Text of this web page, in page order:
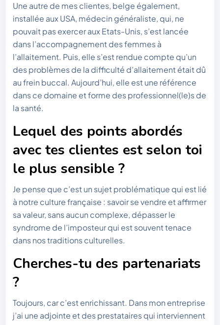
Une autre de mes clientes, belge également,
installée aux USA, médecin généraliste, qui, ne
pouvait pas exercer aux Etats-Unis, s’est lancée
dans l’accompagnement des femmes à
l’allaitement. Puis, elle s’est rendue compte qu’un
des problèmes de la difficulté d’allaitement était dû
au frein buccal. Aujourd’hui, elle est une référence
dans ce domaine et forme des professionnel(le)s de
la santé.
Lequel des points abordés
avec tes clientes est selon toi
le plus sensible ?
Je pense que c’est un sujet problématique qui est lié
à notre culture française : savoir se vendre et affirmer
sa valeur, sans aucun complexe, dépasser le
syndrome de l’imposteur qui est souvent tenace
dans nos traditions culturelles.
Cherches-tu des partenariats
?
Toujours, car c’est enrichissant. Dans mon entreprise
j’ai une adjointe et des prestataires qui interviennent